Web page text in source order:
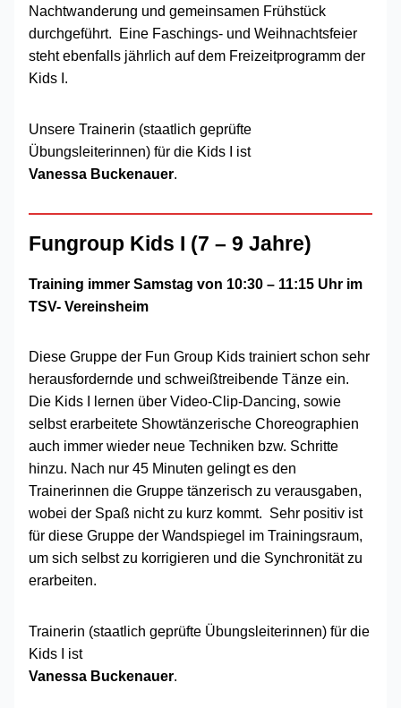
Nachtwanderung und gemeinsamen Frühstück
durchgeführt. Eine Faschings- und Weihnachtsfeier
steht ebenfalls jährlich auf dem Freizeitprogramm der
Kids I.
Unsere Trainerin (staatlich geprüfte
Übungsleiterinnen) für die Kids I ist
Vanessa Buckenauer.
Fungroup Kids I (7 – 9 Jahre)
Training immer Samstag von 10:30 – 11:15 Uhr im
TSV- Vereinsheim
Diese Gruppe der Fun Group Kids trainiert schon sehr
herausfordernde und schweißtreibende Tänze ein.
Die Kids I lernen über Video-Clip-Dancing, sowie
selbst erarbeitete Showtänzerische Choreographien
auch immer wieder neue Techniken bzw. Schritte
hinzu. Nach nur 45 Minuten gelingt es den
Trainerinnen die Gruppe tänzerisch zu verausgaben,
wobei der Spaß nicht zu kurz kommt. Sehr positiv ist
für diese Gruppe der Wandspiegel im Trainingsraum,
um sich selbst zu korrigieren und die Synchronität zu
erarbeiten.
Trainerin (staatlich geprüfte Übungsleiterinnen) für die
Kids I ist
Vanessa Buckenauer.